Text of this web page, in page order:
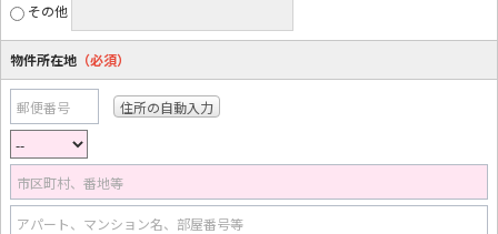
その他
物件所在地 （必須）
郵便番号
市区町村、番地等
アパート、マンション名、部屋番号等